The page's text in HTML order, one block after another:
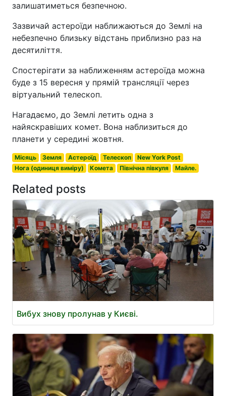
залишатиметься безпечною.
Зазвичай астероїди наближаються до Землі на
небезпечно близьку відстань приблизно раз на
десятиліття.
Спостерігати за наближенням астероїда можна
буде з 15 вересня у прямій трансляції через
віртуальний телескоп.
Нагадаємо, до Землі летить одна з
найяскравіших комет. Вона наблизиться до
планети у середині жовтня.
Місяць Земля Астероїд Телескоп
New York Post
Нога (одиниця виміру)
Комета Північна півкуля Майле.
Related posts
Вибух знову пролунав у Києві.